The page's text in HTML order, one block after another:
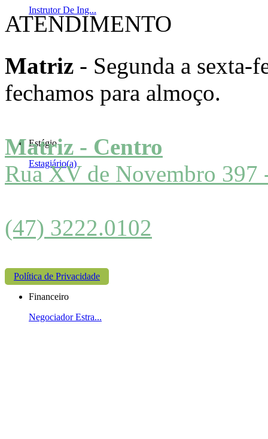
Instrutor De Ing...
Estágio
Estagiário(a)
Financeiro
Negociador Estra...
ATENDIMENTO
Matriz - Segunda a sexta-
fechamos para almoço.
Matriz - Centro
Rua XV de Novembro 397
(47) 3222.0102
Política de Privacidade